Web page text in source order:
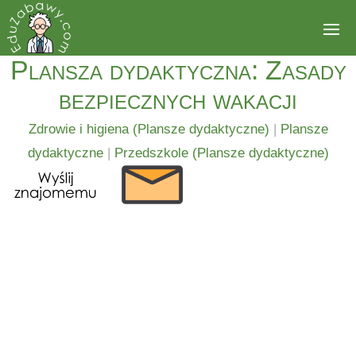
Plansza dydaktyczna: Zasady
bezpiecznych wakacji
Zdrowie i higiena (Plansze dydaktyczne) | Plansze
dydaktyczne| Przedszkole (Plansze dydaktyczne)